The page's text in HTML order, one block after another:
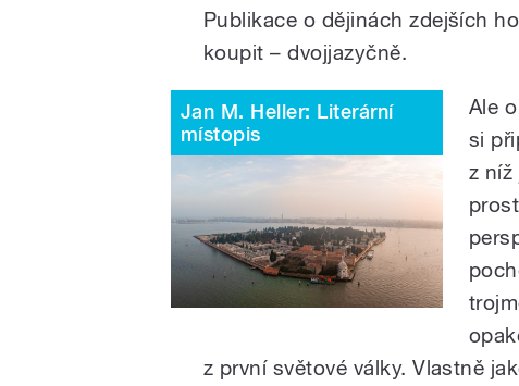
Publikace o dějinách zdejších
koupit – dvojjazyčně.
Jan M. Heller: Literární
místopis
Ale
si
z níž
z první světové války. Vlastně